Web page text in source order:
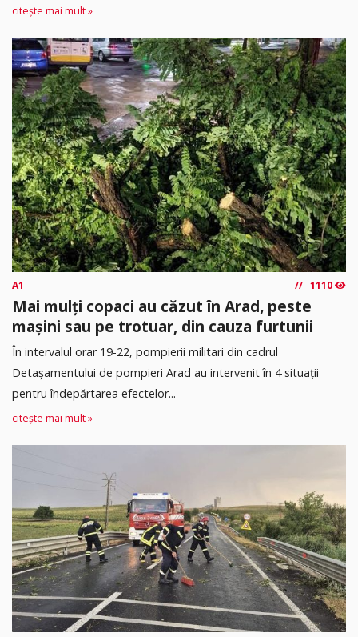
citește mai mult »
A1 1110
Mai mulți copaci au căzut în Arad, peste
mașini sau pe trotuar, din cauza furtunii
În intervalul orar 19-22, pompierii militari din cadrul
Detașamentului de pompieri Arad au intervenit în 4 situații
pentru îndepărtarea efectelor...
citește mai mult »